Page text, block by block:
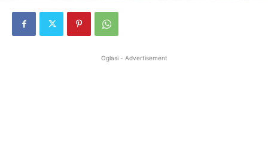
Oglasi - Advertisement